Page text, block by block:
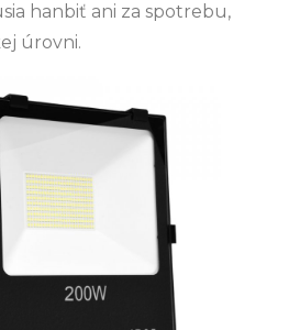
hanbiť ani za spotrebu,
úrovni.